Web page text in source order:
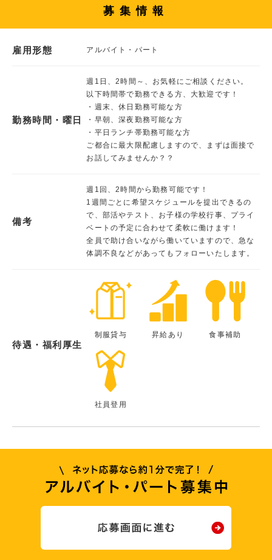
募集情報
雇用形態 アルバイト・パート
勤務時間・曜日
週1日、2時間～、お気軽にご相談ください。
以下時間帯で勤務できる方、大歓迎です！
・週末、休日勤務可能な方
・早朝、深夜勤務可能な方
・平日ランチ帯勤務可能な方
ご都合に最大限配慮しますので、まずは面接で
お話してみませんか？？
備考
週1回、2時間から勤務可能です！
1週間ごとに希望スケジュールを提出できるの
で、部活やテスト、お子様の学校行事、プライ
ベートの予定に合わせて柔軟に働けます！
全員で助け合いながら働いていますので、急な
体調不良などがあってもフォローいたします。
待遇・福利厚生
制服貸与 昇給あり 食事補助
社員登用